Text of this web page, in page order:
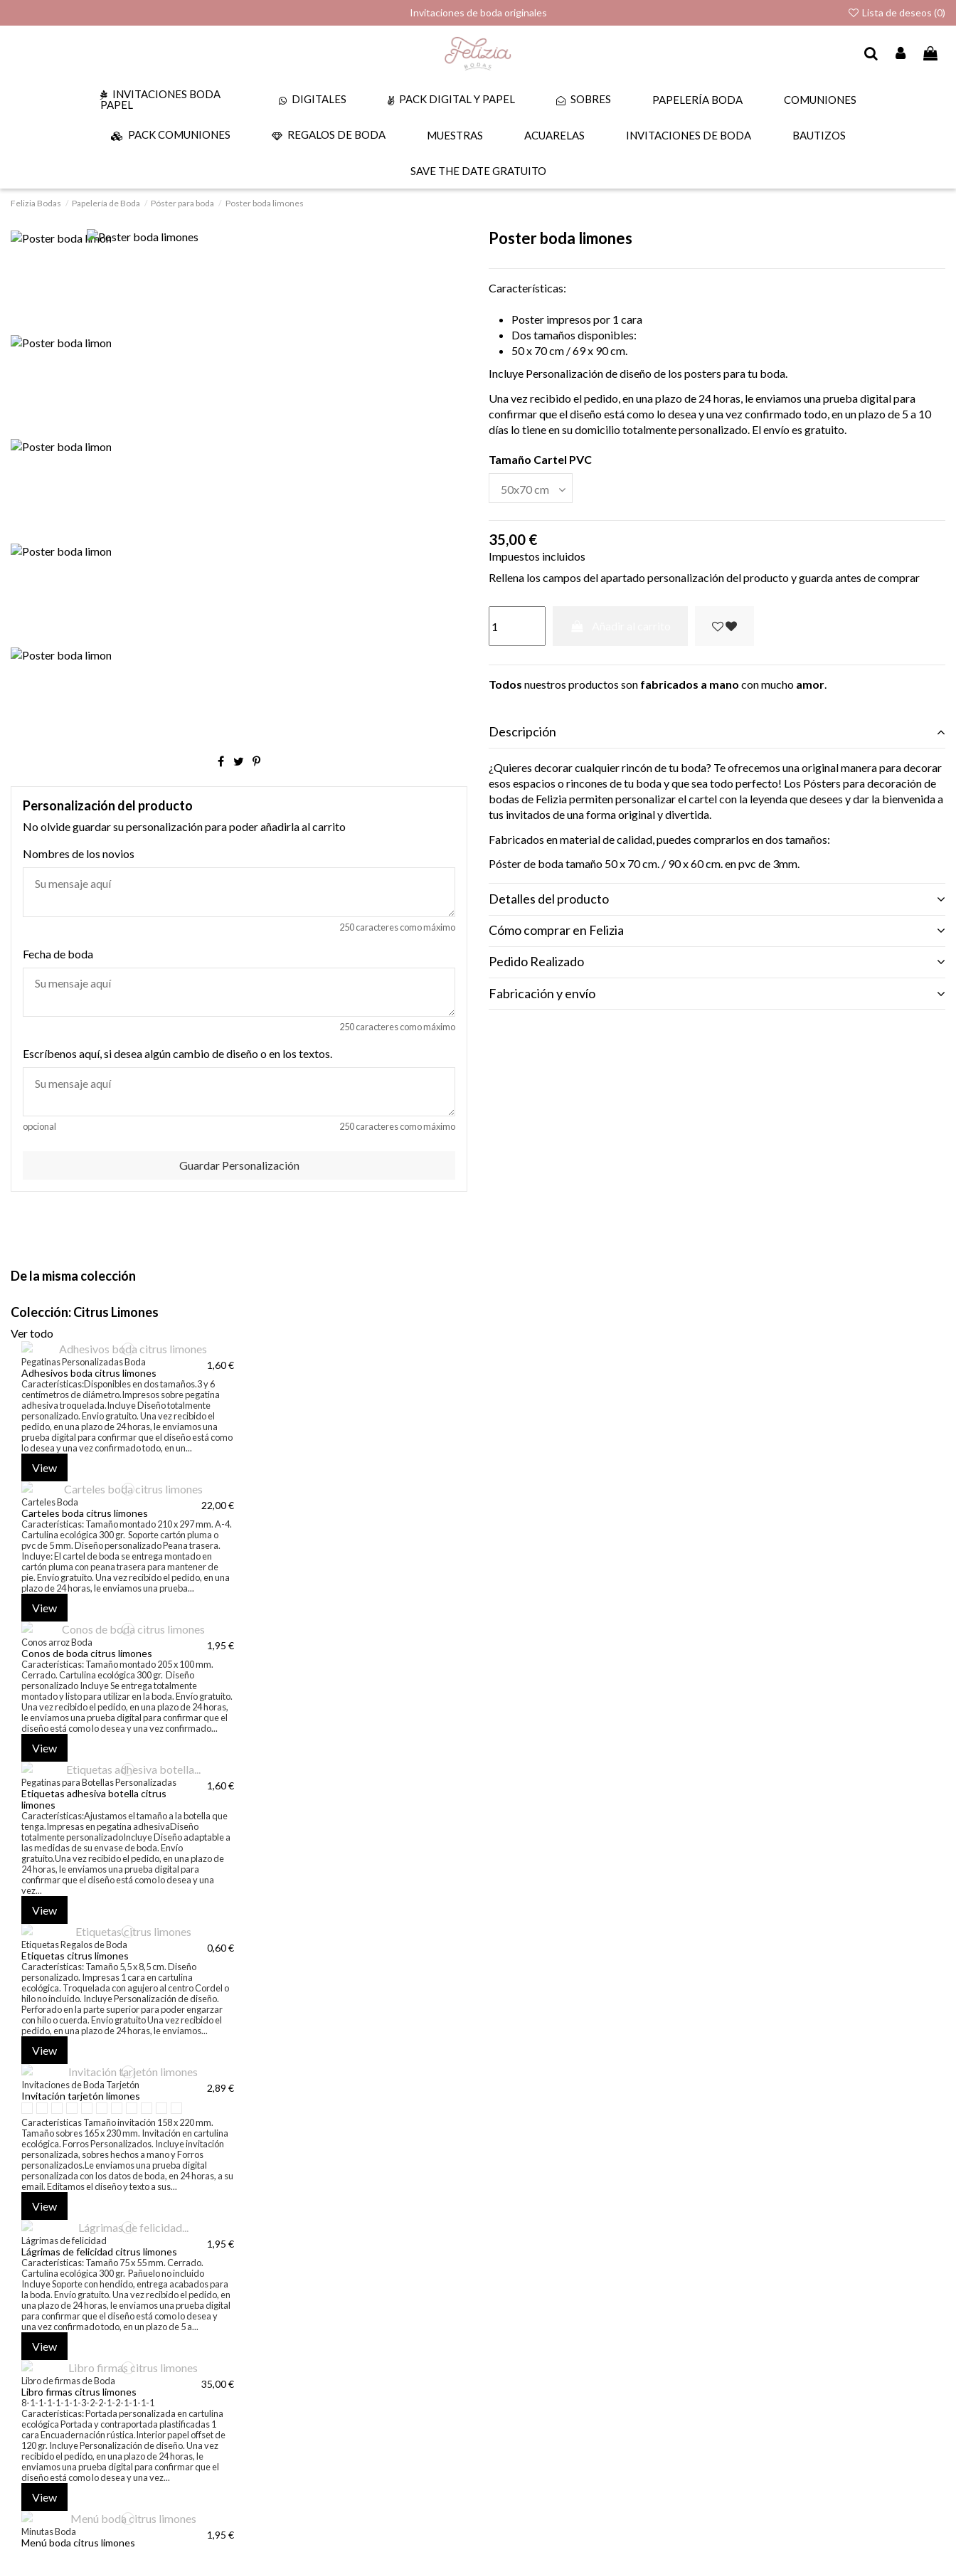
Invitaciones de boda originales Lista de deseos (0)
INVITACIONES BODA
PAPEL
DIGITALES PACK DIGITAL Y PAPEL SOBRES PAPELERÍA BODA COMUNIONES
PACK COMUNIONES REGALOS DE BODA MUESTRAS ACUARELAS INVITACIONES DE BODA BAUTIZOS
SAVE THE DATE GRATUITO
Felizia Bodas Papelería de Boda Póster para boda Poster boda limones
Personalización del producto
No olvide guardar su personalización para poder añadirla al carrito
Nombres de los novios
250 caracteres como máximo
Fecha de boda
250 caracteres como máximo
Escríbenos aquí, si desea algún cambio de diseño o en los textos.
opcional 250 caracteres como máximo
Guardar Personalización
Poster boda limones
Características:
Poster impresos por 1 cara
Dos tamaños disponibles:
50 x 70 cm / 69 x 90 cm.
Incluye Personalización de diseño de los posters para tu boda.
Una vez recibido el pedido, en una plazo de 24 horas, le enviamos una prueba digital para
confirmar que el diseño está como lo desea y una vez confirmado todo, en un plazo de 5 a 10
días lo tiene en su domicilio totalmente personalizado. El envío es gratuito.
Tamaño Cartel PVC
35,00 €
Impuestos incluidos
Rellena los campos del apartado personalización del producto y guarda antes de comprar
Todos nuestros productos son fabricados a mano con mucho amor
Descripción
¿Quieres decorar cualquier rincón de tu boda? Te ofrecemos una original manera para decorar
esos espacios o rincones de tu boda y que sea todo perfecto! Los Pósters para decoración de
bodas de Felizia permiten personalizar el cartel con la leyenda que desees y dar la bienvenida a
tus invitados de una forma original y divertida.
Fabricados en material de calidad, puedes comprarlos en dos tamaños:
Póster de boda tamaño 50 x 70 cm. / 90 x 60 cm. en pvc de 3mm.
Detalles del producto
Cómo comprar en Felizia
Pedido Realizado
Fabricación y envío
De la misma colección
Colección: Citrus Limones
Ver todo
Pegatinas Personalizadas Boda
Adhesivos boda citrus limones
1,60 €
Características:Disponibles en dos tamaños.3 y 6
centímetros de diámetro.Impresos sobre pegatina
adhesiva troquelada.Incluye Diseño totalmente
personalizado. Envio gratuito. Una vez recibido el
pedido, en una plazo de 24 horas, le enviamos una
prueba digital para confirmar que el diseño está como
lo desea y una vez confirmado todo, en un...
View
Carteles Boda
Carteles boda citrus limones
22,00 €
Características: Tamaño montado 210 x 297 mm. A-4.
Cartulina ecológica 300 gr. Soporte cartón pluma o
pvc de 5 mm. Diseño personalizado Peana trasera.
Incluye: El cartel de boda se entrega montado en
cartón pluma con peana trasera para mantener de
pie. Envío gratuito. Una vez recibido el pedido, en una
plazo de 24 horas, le enviamos una prueba...
View
Conos arroz Boda
Conos de boda citrus limones
1,95 €
Características: Tamaño montado 205 x 100 mm.
Cerrado. Cartulina ecológica 300 gr. Diseño
personalizado Incluye Se entrega totalmente
montado y listo para utilizar en la boda. Envío gratuito.
Una vez recibido el pedido, en una plazo de 24 horas,
le enviamos una prueba digital para confirmar que el
diseño está como lo desea y una vez confirmado...
View
Pegatinas para Botellas Personalizadas
Etiquetas adhesiva botella citrus
limones
1,60 €
Características:Ajustamos el tamaño a la botella que
tenga.Impresas en pegatina adhesivaDiseño
totalmente personalizadoIncluye Diseño adaptable a
las medidas de su envase de boda. Envío
gratuito.Una vez recibido el pedido, en una plazo de
24 horas, le enviamos una prueba digital para
confirmar que el diseño está como lo desea y una
vez...
View
Etiquetas Regalos de Boda
Etiquetas citrus limones
0,60 €
Características: Tamaño 5,5 x 8,5 cm. Diseño
personalizado. Impresas 1 cara en cartulina
ecológica. Troquelada con agujero al centro Cordel o
hilo no incluido. Incluye Personalización de diseño.
Perforado en la parte superior para poder engarzar
con hilo o cuerda. Envío gratuito Una vez recibido el
pedido, en una plazo de 24 horas, le enviamos...
View
Invitaciones de Boda Tarjetón
Invitación tarjetón limones
2,89 €
Características Tamaño invitación 158 x 220 mm.
Tamaño sobres 165 x 230 mm. Invitación en cartulina
ecológica. Forros Personalizados. Incluye invitación
personalizada, sobres hechos a mano y Forros
personalizados.Le enviamos una prueba digital
personalizada con los datos de boda, en 24 horas, a su
email. Editamos el diseño y texto a sus...
View
Lágrimas de felicidad
Lágrimas de felicidad citrus limones
1,95 €
Características: Tamaño 75 x 55 mm. Cerrado.
Cartulina ecológica 300 gr. Pañuelo no incluido
Incluye Soporte con hendido, entrega acabados para
la boda. Envío gratuito. Una vez recibido el pedido, en
una plazo de 24 horas, le enviamos una prueba digital
para confirmar que el diseño está como lo desea y
una vez confirmado todo, en un plazo de 5 a...
View
Libro de firmas de Boda
Libro firmas citrus limones
8-1-1-1-1-1-1-3-2-2-1-2-1-1-1-1
35,00 €
Características: Portada personalizada en cartulina
ecológica Portada y contraportada plastificadas 1
cara Encuadernación rústica.Interior papel offset de
120 gr. Incluye Personalización de diseño. Una vez
recibido el pedido, en una plazo de 24 horas, le
enviamos una prueba digital para confirmar que el
diseño está como lo desea y una vez...
View
Minutas Boda
Menú boda citrus limones
1,95 €